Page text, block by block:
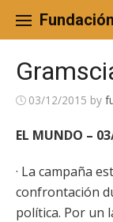
content
03/12/2015 by
EL MUNDO –
· La campaña
confrontación
política. Por un